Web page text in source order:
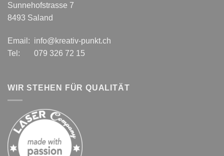
Sunnehofstrasse 7
8493 Saland
Email: info@kreativ-punkt.ch
Tel: 079 326 72 15
WIR STEHEN FÜR QUALITÄT